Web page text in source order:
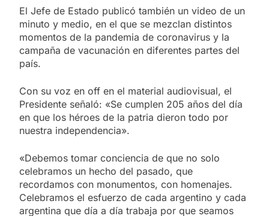
El Jefe de Estado publicó también un video de un
minuto y medio, en el que se mezclan distintos
momentos de la pandemia de coronavirus y la
campaña de vacunación en diferentes partes del
país.
Con su voz en off en el material audiovisual, el
Presidente señaló: «Se cumplen 205 años del día
en que los héroes de la patria dieron todo por
nuestra independencia».
«Debemos tomar conciencia de que no solo
celebramos un hecho del pasado, que
recordamos con monumentos, con homenajes.
Celebramos el esfuerzo de cada argentino y cada
argentina que día a día trabaja por que seamos